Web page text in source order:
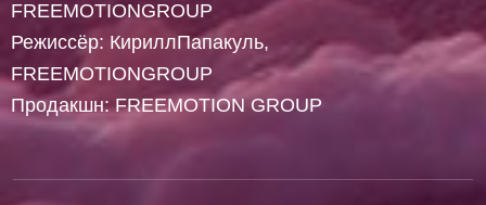
FREEMOTIONGROUP
Режиссёр: КириллПапакуль,
FREEMOTIONGROUP
Продакшн: FREEMOTION GROUP